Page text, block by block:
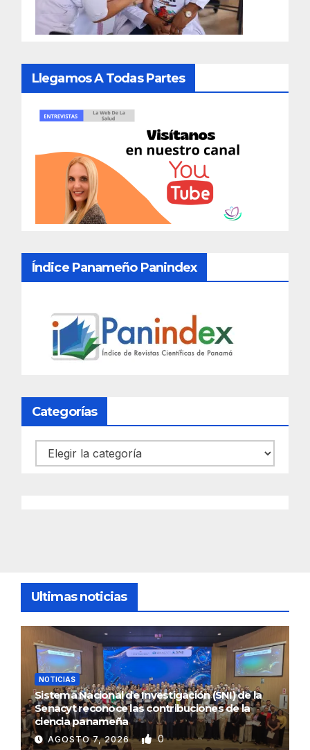
Llegamos A Todas Partes
Índice Panameño Panindex
Categorías
Categorías
Ultimas noticias
NOTICIAS
Sistema Nacional de Investigación (SNI) de la
Senacyt reconoce las contribuciones de la
ciencia panameña
AGOSTO 7, 2026 0